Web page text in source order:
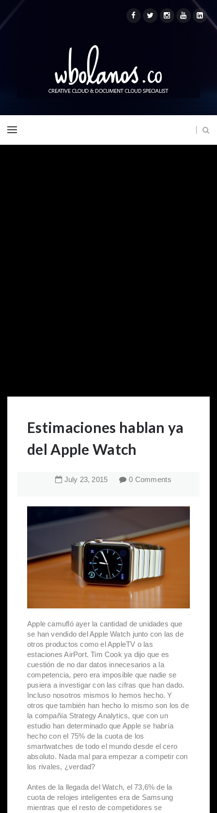
Estimaciones hablan ya
del Apple Watch
July 23, 2015 0 Comments
Apple camufló ayer la cantidad de unidades que
se han vendido del Apple Watch junto con las de
otros productos como el AppleTV o las
estaciones AirPort. Tim Cook ya dijo que es
cuestión de no dar datos innecesarios a la
competencia, pero era imposible que nadie se
pusiera a investigar con las cifras que han dado.
Incluso nosotros mismos lo hemos hecho. Y
otros que también han hecho lo mismo son los de
la compañía Strategy Analytics, que con un
estudio han determinado que Apple se habría
hecho con el 75% de la cuota de los
smartwatches de todo el mundo desde el cero
absoluto. Nada mal para empezar a competir con
los rivales, ¿verdad?
Antes de la llegada del Watch, el 73,6% de la
cuota de relojes inteligentes era de Samsung
mientras que el resto de competidores se